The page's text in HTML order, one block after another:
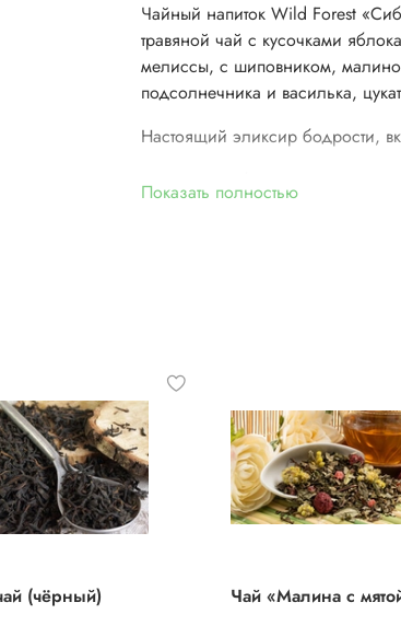
Чайный напиток Wild Forest
травяной чай с кусочками
мелиссы, с шиповником,
подсолнечника и василька,
Настоящий эликсир бодрости,
Все травы собраны
позволило сохранить
регулятор кислотности:
мелиссы, шиповник целый,
кусочки малины, ягоды малины,
цукаты лимона (цедра лимона,
сироп, лимонная кислота),
Показать полностью
(чёрный) Чай «Малина с